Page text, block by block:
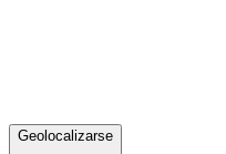
Geolocalizarse